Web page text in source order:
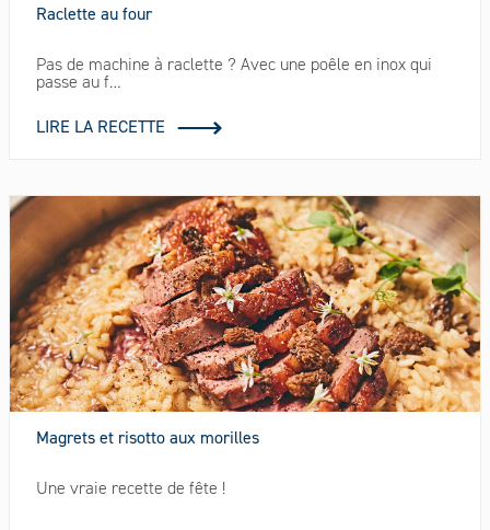
Raclette au four
Pas de machine à raclette ? Avec une poêle en inox qui
passe au f…
LIRE LA RECETTE
Magrets et risotto aux morilles
Une vraie recette de fête !